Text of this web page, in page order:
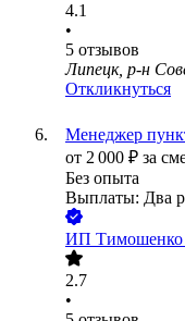
4.1
•
5 отзывов
Липецк, р-н
Откликнуться
Менеджер
от 2 000 ₽ за
Без опыта
Выплаты: Два
ИП Тимошенко
2.7
•